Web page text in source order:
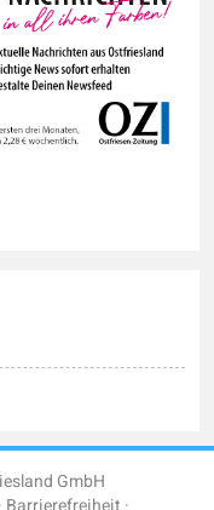
GmbH